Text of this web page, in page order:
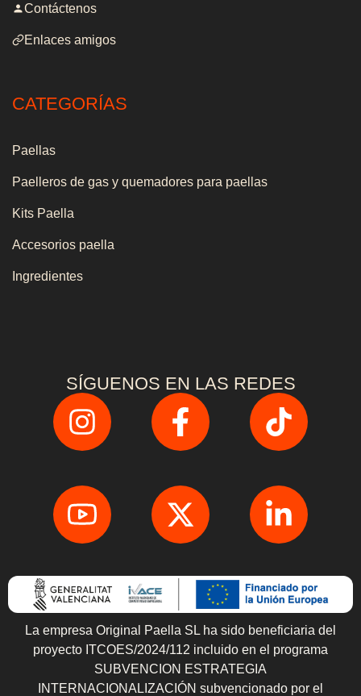
Contáctenos
Enlaces amigos
CATEGORÍAS
Paellas
Paelleros de gas y quemadores para paellas
Kits Paella
Accesorios paella
Ingredientes
SÍGUENOS EN LAS REDES
La empresa Original Paella SL ha sido beneficiaria del
proyecto ITCOES/2024/112 incluido en el programa
SUBVENCION ESTRATEGIA
INTERNACIONALIZACIÓN subvencionado por el